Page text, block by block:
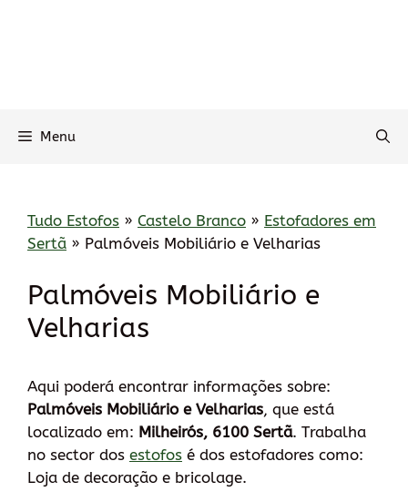
Menu
Tudo Estofos » Castelo Branco » Estofadores em
Sertã » Palmóveis Mobiliário e Velharias
Palmóveis Mobiliário e
Velharias
Aqui poderá encontrar informações sobre:
Palmóveis Mobiliário e Velharias, que está
localizado em: Milheirós, 6100 Sertã. Trabalha
no sector dos estofos é dos estofadores como:
Loja de decoração e bricolage.